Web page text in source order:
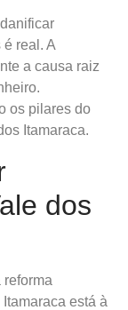
real. A
a causa raiz
os pilares do
Itamaraca.
dos
está à